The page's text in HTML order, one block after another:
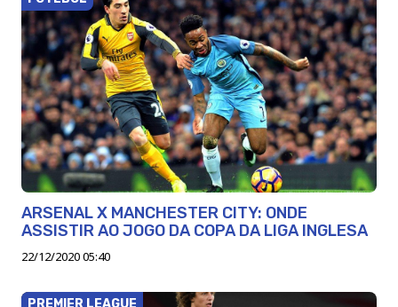
ARSENAL X MANCHESTER CITY: ONDE
ASSISTIR AO JOGO DA COPA DA LIGA INGLESA
22/12/2020 05:40
PREMIER LEAGUE